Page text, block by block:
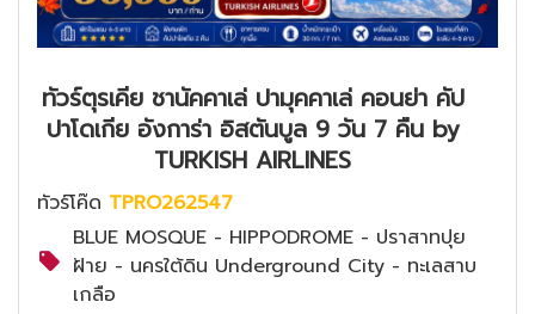
ทัวร์ตุรเคีย ชานัคคาเล่ ปามุคคาเล่ คอนย่า คัป
ปาโดเกีย อังการ่า อิสตันบูล 9 วัน 7 คืน by
TURKISH AIRLINES
ทัวร์โค๊ด TPRO262547
BLUE MOSQUE - HIPPODROME - ปราสาทปุย
ฝ้าย - นครใต้ดิน Underground City - ทะเลสาบ
เกลือ